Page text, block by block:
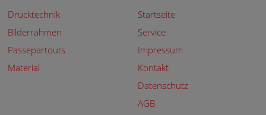
Drucktechnik
Bilderrahmen
Passepartouts
Material
Startseite
Service
Impressum
Kontakt
Datenschutz
AGB